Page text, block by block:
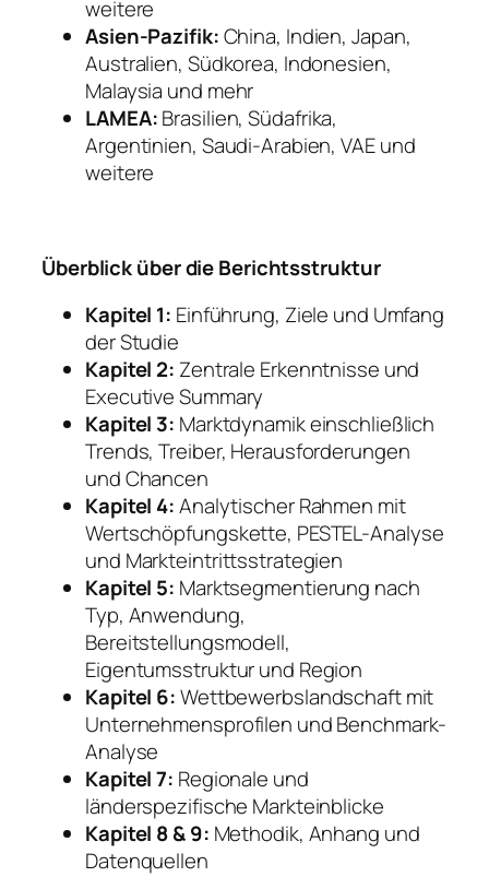
weitere
Asien-Pazifik:China, Indien, Japan,
Australien, Südkorea, Indonesien,
Malaysia und mehr
LAMEA:Brasilien, Südafrika,
Argentinien, Saudi-Arabien, VAE und
weitere
Überblick über die Berichtsstruktur
Kapitel 1: Einführung, Ziele und Umfang
der Studie
Kapitel 2: Zentrale Erkenntnisse und
Executive Summary
Kapitel 3: Marktdynamik einschließlich
Trends, Treiber, Herausforderungen
und Chancen
Kapitel 4:Analytischer Rahmen mit
Wertschöpfungskette, PESTEL-Analyse
und Markteintrittsstrategien
Kapitel 5: Marktsegmentierung nach
Typ, Anwendung,
Bereitstellungsmodell,
Eigentumsstruktur und Region
Kapitel 6:Wettbewerbslandschaft mit
Unternehmensprofilen und Benchmark-
Analyse
Kapitel 7: Regionale und
länderspezifische Markteinblicke
Kapitel 8 & 9: Methodik, Anhang und
Datenquellen